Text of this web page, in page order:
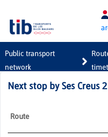
Public transport
network
Next stop bySes Creus 2
Route